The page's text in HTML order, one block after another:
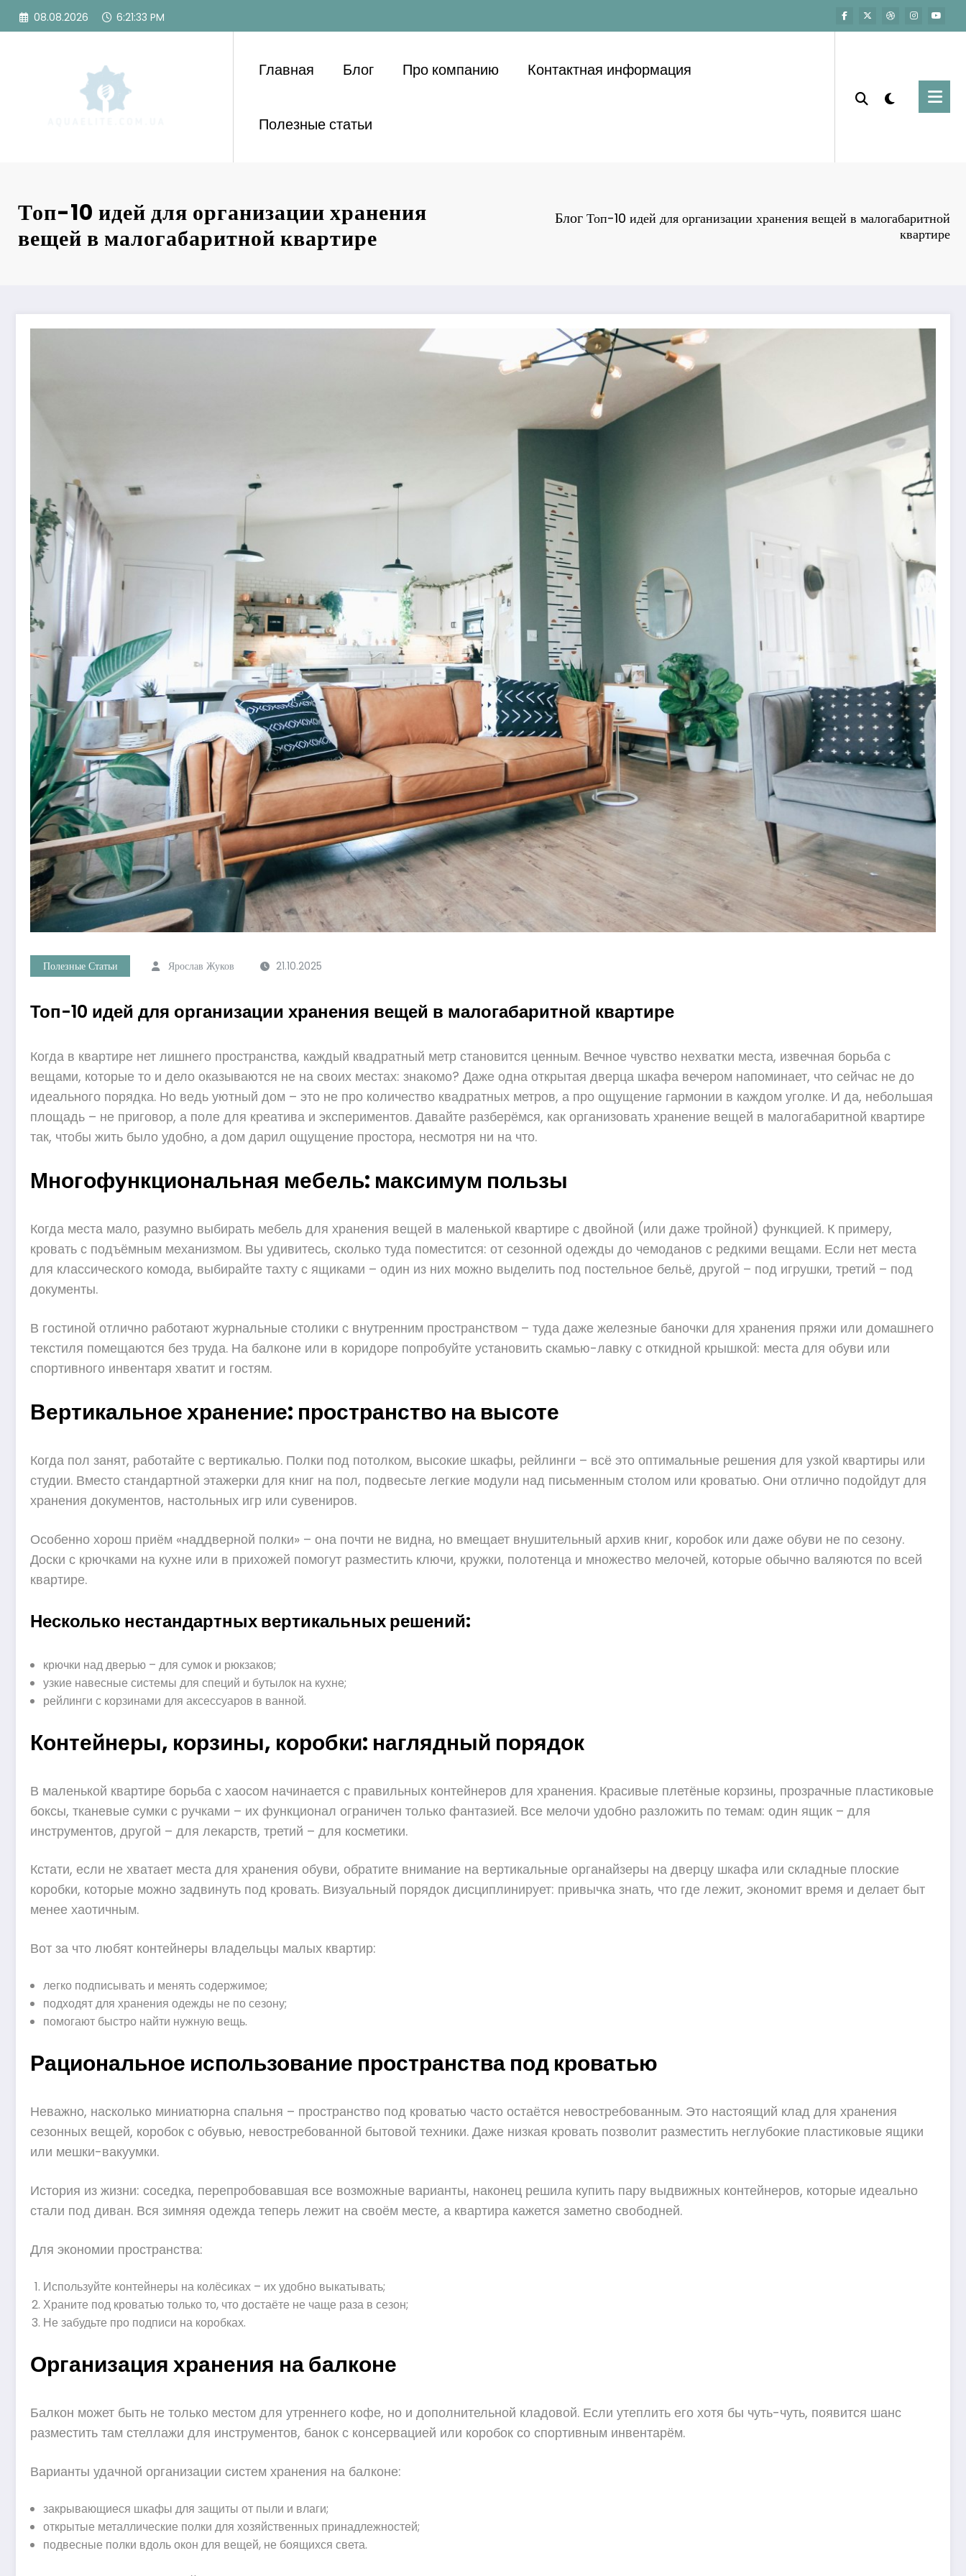
Перейти
08.08.2026 6:21:35 PM
Главная Блог Про компанию Контактная информация
Полезные статьи
Топ-10 идей для организации хранения
вещей в малогабаритной квартире
Блог Топ-10 идей для организации хранения вещей в малогабаритной
квартире
Полезные Статьи Ярослав Жуков 21.10.2025
Топ-10 идей для организации хранения вещей в малогабаритной квартире
Когда в квартире нет лишнего пространства, каждый квадратный метр становится ценным. Вечное чувство нехватки места, извечная борьба с
вещами, которые то и дело оказываются не на своих местах: знакомо? Даже одна открытая дверца шкафа вечером напоминает, что сейчас не до
идеального порядка. Но ведь уютный дом – это не про количество квадратных метров, а про ощущение гармонии в каждом уголке. И да, небольшая
площадь – не приговор, а поле для креатива и экспериментов. Давайте разберёмся, как организовать хранение вещей в малогабаритной квартире
так, чтобы жить было удобно, а дом дарил ощущение простора, несмотря ни на что.
Многофункциональная мебель: максимум пользы
Когда места мало, разумно выбирать мебель для хранения вещей в маленькой квартире с двойной (или даже тройной) функцией. К примеру,
кровать с подъёмным механизмом. Вы удивитесь, сколько туда поместится: от сезонной одежды до чемоданов с редкими вещами. Если нет места
для классического комода, выбирайте тахту с ящиками – один из них можно выделить под постельное бельё, другой – под игрушки, третий – под
документы.
В гостиной отлично работают журнальные столики с внутренним пространством – туда даже железные баночки для хранения пряжи или домашнего
текстиля помещаются без труда. На балконе или в коридоре попробуйте установить скамью-лавку с откидной крышкой: места для обуви или
спортивного инвентаря хватит и гостям.
Вертикальное хранение: пространство на высоте
Когда пол занят, работайте с вертикалью. Полки под потолком, высокие шкафы, рейлинги – всё это оптимальные решения для узкой квартиры или
студии. Вместо стандартной этажерки для книг на пол, подвесьте легкие модули над письменным столом или кроватью. Они отлично подойдут для
хранения документов, настольных игр или сувениров.
Особенно хорош приём «наддверной полки» – она почти не видна, но вмещает внушительный архив книг, коробок или даже обуви не по сезону.
Доски с крючками на кухне или в прихожей помогут разместить ключи, кружки, полотенца и множество мелочей, которые обычно валяются по всей
квартире.
Несколько нестандартных вертикальных решений:
крючки над дверью – для сумок и рюкзаков;
узкие навесные системы для специй и бутылок на кухне;
рейлинги с корзинами для аксессуаров в ванной.
Контейнеры, корзины, коробки: наглядный порядок
В маленькой квартире борьба с хаосом начинается с правильных контейнеров для хранения. Красивые плетёные корзины, прозрачные пластиковые
боксы, тканевые сумки с ручками – их функционал ограничен только фантазией. Все мелочи удобно разложить по темам: один ящик – для
инструментов, другой – для лекарств, третий – для косметики.
Кстати, если не хватает места для хранения обуви, обратите внимание на вертикальные органайзеры на дверцу шкафа или складные плоские
коробки, которые можно задвинуть под кровать. Визуальный порядок дисциплинирует: привычка знать, что где лежит, экономит время и делает быт
менее хаотичным.
Вот за что любят контейнеры владельцы малых квартир:
легко подписывать и менять содержимое;
подходят для хранения одежды не по сезону;
помогают быстро найти нужную вещь.
Рациональное использование пространства под кроватью
Неважно, насколько миниатюрна спальня – пространство под кроватью часто остаётся невостребованным. Это настоящий клад для хранения
сезонных вещей, коробок с обувью, невостребованной бытовой техники. Даже низкая кровать позволит разместить неглубокие пластиковые ящики
или мешки-вакуумки.
История из жизни: соседка, перепробовавшая все возможные варианты, наконец решила купить пару выдвижных контейнеров, которые идеально
стали под диван. Вся зимняя одежда теперь лежит на своём месте, а квартира кажется заметно свободней.
Для экономии пространства:
Используйте контейнеры на колёсиках – их удобно выкатывать;
Храните под кроватью только то, что достаёте не чаще раза в сезон;
Не забудьте про подписи на коробках.
Организация хранения на балконе
Балкон может быть не только местом для утреннего кофе, но и дополнительной кладовой. Если утеплить его хотя бы чуть-чуть, появится шанс
разместить там стеллажи для инструментов, банок с консервацией или коробок со спортивным инвентарём.
Варианты удачной организации систем хранения на балконе:
закрывающиеся шкафы для защиты от пыли и влаги;
открытые металлические полки для хозяйственных принадлежностей;
подвесные полки вдоль окон для вещей, не боящихся света.